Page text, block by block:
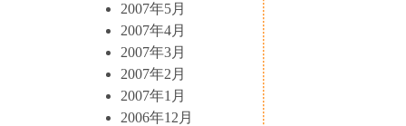
2007年5月
2007年4月
2007年3月
2007年2月
2007年1月
2006年12月